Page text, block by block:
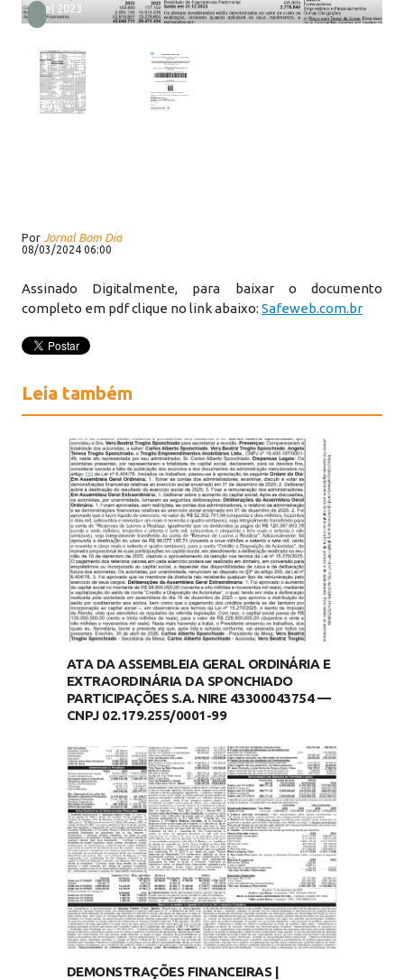
Triel 2023
PorJornal Bom Dia
08/03/2024 06:00
Assinado Digitalmente, para baixar o documento
completo em pdf clique no link abaixo:Safeweb.com.br
Leia também
ATA DA ASSEMBLEIA GERAL ORDINÁRIA E
EXTRAORDINÁRIA DA SPONCHIADO
PARTICIPAÇÕES S.A. NIRE 43300043754 —
CNPJ 02.179.255/0001-99
DEMONSTRAÇÕES FINANCEIRAS |